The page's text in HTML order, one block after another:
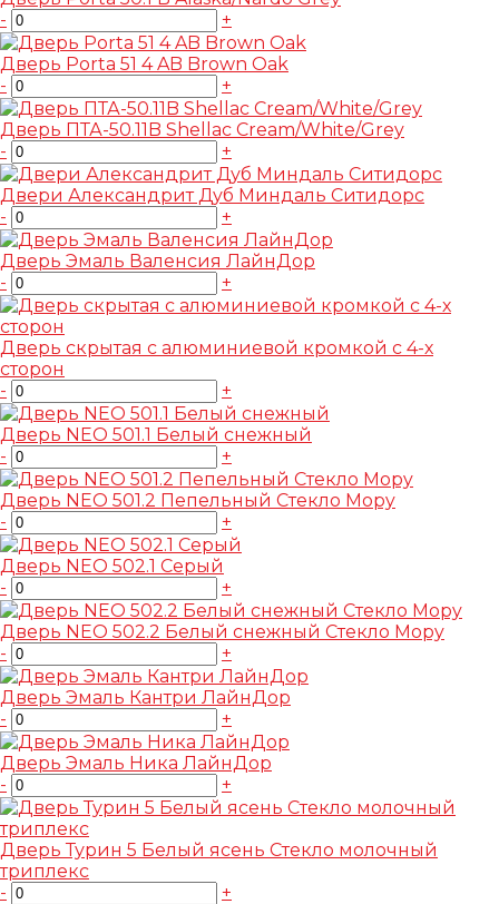
-
+
Дверь Porta 51 4 AB Brown Oak
-
+
Дверь ПТА-50.11B Shellac Cream/White/Grey
-
+
Двери Александрит Дуб Миндаль Ситидорс
-
+
Дверь Эмаль Валенсия ЛайнДор
-
+
Дверь скрытая с алюминиевой кромкой с 4-х
сторон
-
+
Дверь NEO 501.1 Белый снежный
-
+
Дверь NEO 501.2 Пепельный Стекло Mopy
-
+
Дверь NEO 502.1 Серый
-
+
Дверь NEO 502.2 Белый снежный Стекло Mopy
-
+
Дверь Эмаль Кантри ЛайнДор
-
+
Дверь Эмаль Ника ЛайнДор
-
+
Дверь Турин 5 Белый ясень Стекло молочный
триплекс
-
+